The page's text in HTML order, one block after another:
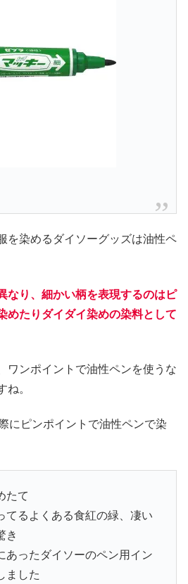
を染めるダイソーグッズは油性ペ
なり、細かい柄を表現するのはピ
めたりダイダイ染めの染料として
ワンポイントで油性ペンを使うな
ね。
にピンポイントで油性ペンで染
たて
てるよくある食紅の緑、凄い
き
あったダイソーのペン用イン
ました